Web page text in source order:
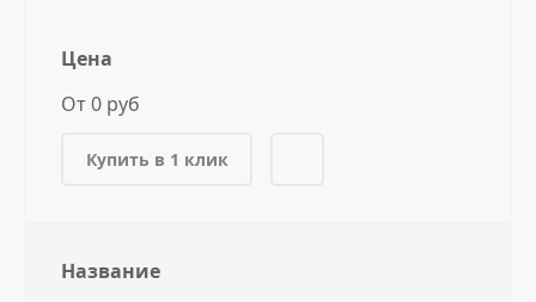
Цена
От 0 руб
Купить в 1 клик
Название